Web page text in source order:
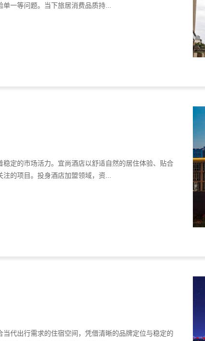
一等问题。当下旅居消费品质持...
定的市场活力。宜尚酒店以舒适自然的居住体验、贴合
的项目。投身酒店加盟领域，资...
代出行需求的住宿空间，凭借清晰的品牌定位与稳定的